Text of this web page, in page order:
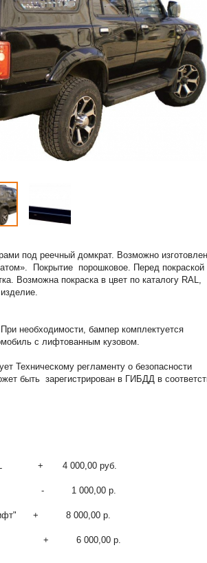
под реечный домкрат. Возможно
Покрытие порошковое. Перед покраской
Возможна покраска в цвет по каталогу RAL,
необходимости, бампер комплектуется
с лифтованным кузовом.
Техническому регламенту о безопасности
быть зарегистрирован в ГИБДД в
RAL + 4 000,00 руб.
- 1 000,00 р.
лифт" + 8 000,00 р.
+ 6 000,00 р.